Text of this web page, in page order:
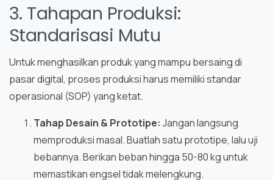
3. Tahapan Produksi:
Standarisasi Mutu
Untuk menghasilkan produk yang mampu bersaing di
pasar digital, proses produksi harus memiliki standar
operasional (SOP) yang ketat.
Tahap Desain & Prototipe: Jangan langsung
memproduksi masal. Buatlah satu prototipe, lalu uji
bebannya. Berikan beban hingga 50-80 kg untuk
memastikan engsel tidak melengkung.